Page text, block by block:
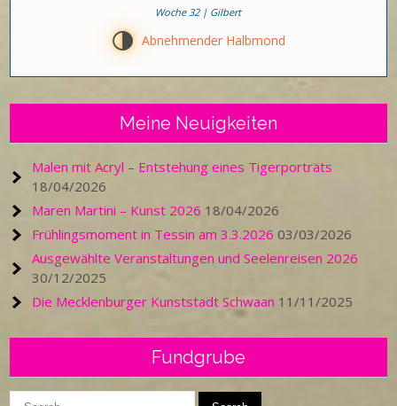
Woche 32 | Gilbert
T Abnehmender Halbmond
Meine Neuigkeiten
Malen mit Acryl – Entstehung eines Tigerporträts
18/04/2026
Maren Martini – Kunst 2026 18/04/2026
Frühlingsmoment in Tessin am 3.3.2026 03/03/2026
Ausgewählte Veranstaltungen und Seelenreisen 2026
30/12/2025
Die Mecklenburger Kunststadt Schwaan 11/11/2025
Fundgrube